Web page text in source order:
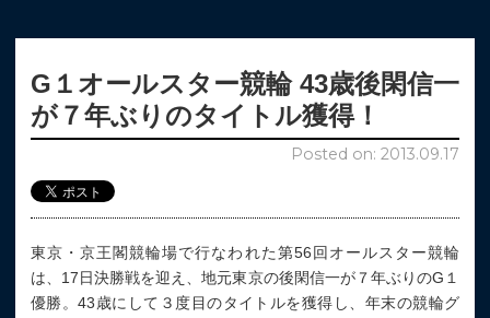
G１オールスター競輪 43歳後閑信一
が７年ぶりのタイトル獲得！
Posted on: 2013.09.17
東京・京王閣競輪場で行なわれた第56回オールスター競輪
は、17日決勝戦を迎え、地元東京の後閑信一が７年ぶりのG１
優勝。43歳にして３度目のタイトルを獲得し、年末の競輪グ